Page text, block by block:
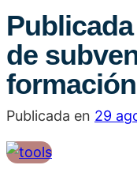
de
Publicada en 29